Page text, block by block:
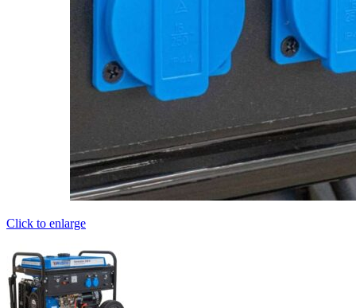
Click to enlarge